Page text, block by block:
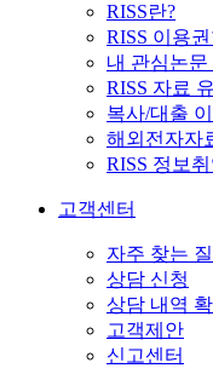
RISS란?
RISS 이용
내 관심논문
RISS 자료
복사/대출
해외전자자
RISS 정보
고객센터
자주 찾는
상담 신청
상담 내역
고객제안
신고센터